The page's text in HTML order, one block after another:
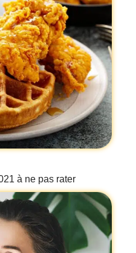
à ne pas rater